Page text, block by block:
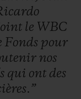
de boxe
poids lourd
exclusifs,
signé par
Pacquiao, un
Johnson ainsi
le WBC
Fonds pour
nos
qui ont des